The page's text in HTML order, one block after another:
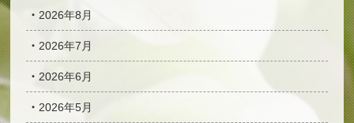
2026年8月
2026年7月
2026年6月
2026年5月